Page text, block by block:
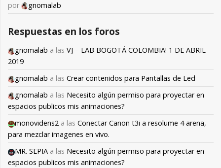
por
gnomalab
Respuestas en los foros
gnomalab a las VJ – LAB BOGOTÁ COLOMBIA! 1 DE ABRIL
2019
gnomalab a las Crear contenidos para Pantallas de Led
gnomalab a las Necesito algún permiso para proyectar en
espacios publicos mis animaciones?
monovidens2 a las Conectar Canon t3i a resolume 4 arena,
para mezclar imagenes en vivo.
MR. SEPIA a las Necesito algún permiso para proyectar en
espacios publicos mis animaciones?